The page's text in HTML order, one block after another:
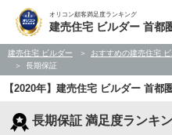
オリコン顧客満足度ランキング
建売住宅 ビルダー 首都
建売住宅 ビルダー おすすめの建売住宅
長期保証
【2020年】建売住宅 ビルダー 首
長期保証 満足度ランキ